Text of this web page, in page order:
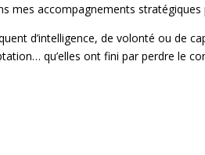
mes accompagnements
d’intelligence, de volonté ou de
qu’elles ont fini par perdre le